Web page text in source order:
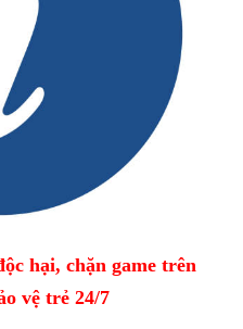
hại, chặn game trên
vệ trẻ 24/7